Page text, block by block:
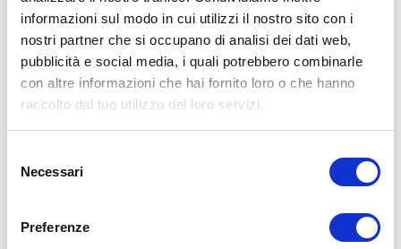
informazioni sul modo in cui utilizzi il nostro sito con i
nostri partner che si occupano di analisi dei dati web,
pubblicità e social media, i quali potrebbero combinarle
con altre informazioni che hai fornito loro o che hanno
raccolto dal tuo utilizzo dei loro servizi.
delNecessari
Preferenze
15WORKOUT SCARICA ORA